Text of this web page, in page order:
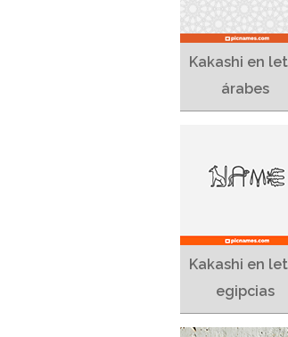
Kakashi en
árabes
Kakashi en
egipcias